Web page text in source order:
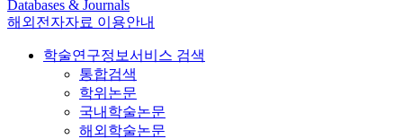
Databases & Journals
해외전자자료 이용안내
학술연구정보서비스 검색
통합검색
학위논문
국내학술논문
해외학술논문